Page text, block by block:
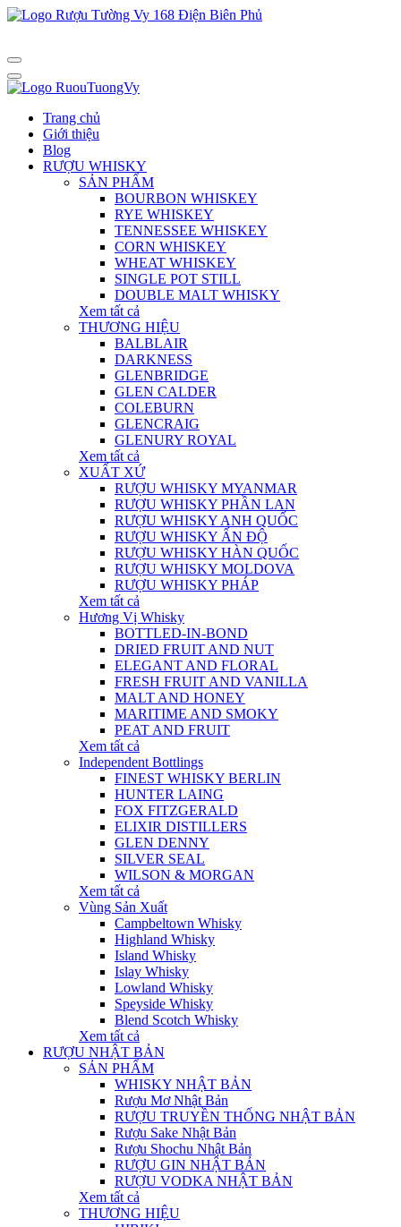
Trang chủ
Giới thiệu
Blog
RƯỢU WHISKY
SẢN PHẨM
BOURBON WHISKEY
RYE WHISKEY
TENNESSEE WHISKEY
CORN WHISKEY
WHEAT WHISKEY
SINGLE POT STILL
DOUBLE MALT WHISKY
Xem tất cả
THƯƠNG HIỆU
BALBLAIR
DARKNESS
GLENBRIDGE
GLEN CALDER
COLEBURN
GLENCRAIG
GLENURY ROYAL
Xem tất cả
XUẤT XỨ
RƯỢU WHISKY MYANMAR
RƯỢU WHISKY PHẦN LAN
RƯỢU WHISKY ANH QUỐC
RƯỢU WHISKY ẤN ĐỘ
RƯỢU WHISKY HÀN QUỐC
RƯỢU WHISKY MOLDOVA
RƯỢU WHISKY PHÁP
Xem tất cả
Hương Vị Whisky
BOTTLED-IN-BOND
DRIED FRUIT AND NUT
ELEGANT AND FLORAL
FRESH FRUIT AND VANILLA
MALT AND HONEY
MARITIME AND SMOKY
PEAT AND FRUIT
Xem tất cả
Independent Bottlings
FINEST WHISKY BERLIN
HUNTER LAING
FOX FITZGERALD
ELIXIR DISTILLERS
GLEN DENNY
SILVER SEAL
WILSON & MORGAN
Xem tất cả
Vùng Sản Xuất
Campbeltown Whisky
Highland Whisky
Island Whisky
Islay Whisky
Lowland Whisky
Speyside Whisky
Blend Scotch Whisky
Xem tất cả
RƯỢU NHẬT BẢN
SẢN PHẨM
WHISKY NHẬT BẢN
Rượu Mơ Nhật Bản
RƯỢU TRUYỀN THỐNG NHẬT BẢN
Rượu Sake Nhật Bản
Rượu Shochu Nhật Bản
RƯỢU GIN NHẬT BẢN
RƯỢU VODKA NHẬT BẢN
Xem tất cả
THƯƠNG HIỆU